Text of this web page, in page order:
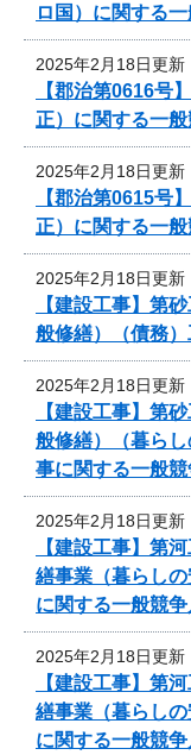
ロ国）に関する
2025年2月18日更新
【郡治第0616号
正）に関する一
2025年2月18日更新
【郡治第0615号
正）に関する一
2025年2月18日更新
【建設工事】第
般修繕）（債務
2025年2月18日更新
【建設工事】第
般修繕）（暮ら
事に関する一般
2025年2月18日更新
【建設工事】第
繕事業（暮らし
に関する一般競
2025年2月18日更新
【建設工事】第
繕事業（暮らし
に関する一般競